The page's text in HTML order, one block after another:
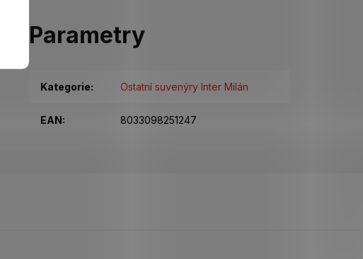
Parametry
Kategorie: Ostatní suvenýry Inter Milán
EAN : 8033098251247